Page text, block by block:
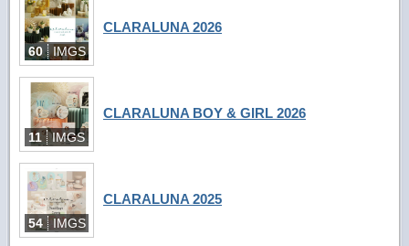
60 IMGS
CLARALUNA 2026
11 IMGS
CLARALUNA BOY & GIRL 2026
54 IMGS
CLARALUNA 2025